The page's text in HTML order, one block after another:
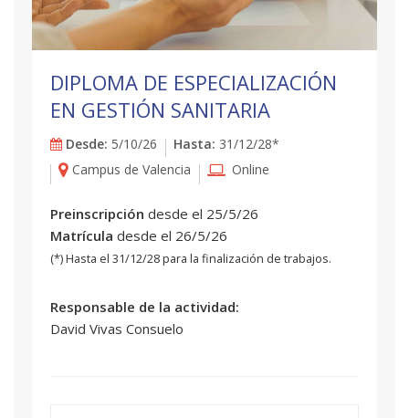
DIPLOMA DE ESPECIALIZACIÓN
EN GESTIÓN SANITARIA
Desde: 5/10/26 Hasta: 31/12/28*
Campus de Valencia
Online
Preinscripción desde el 25/5/26
Matrícula desde el 26/5/26
(*) Hasta el 31/12/28 para la finalización de trabajos.
Responsable de la actividad:
David Vivas Consuelo